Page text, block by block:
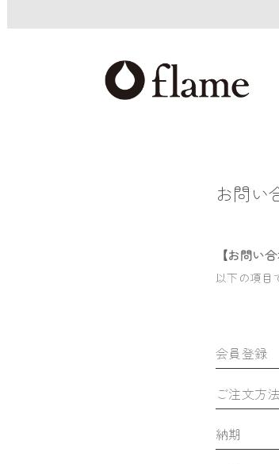
お問い
【お問い
以下の項目
会員登録
ご注文方法
納期